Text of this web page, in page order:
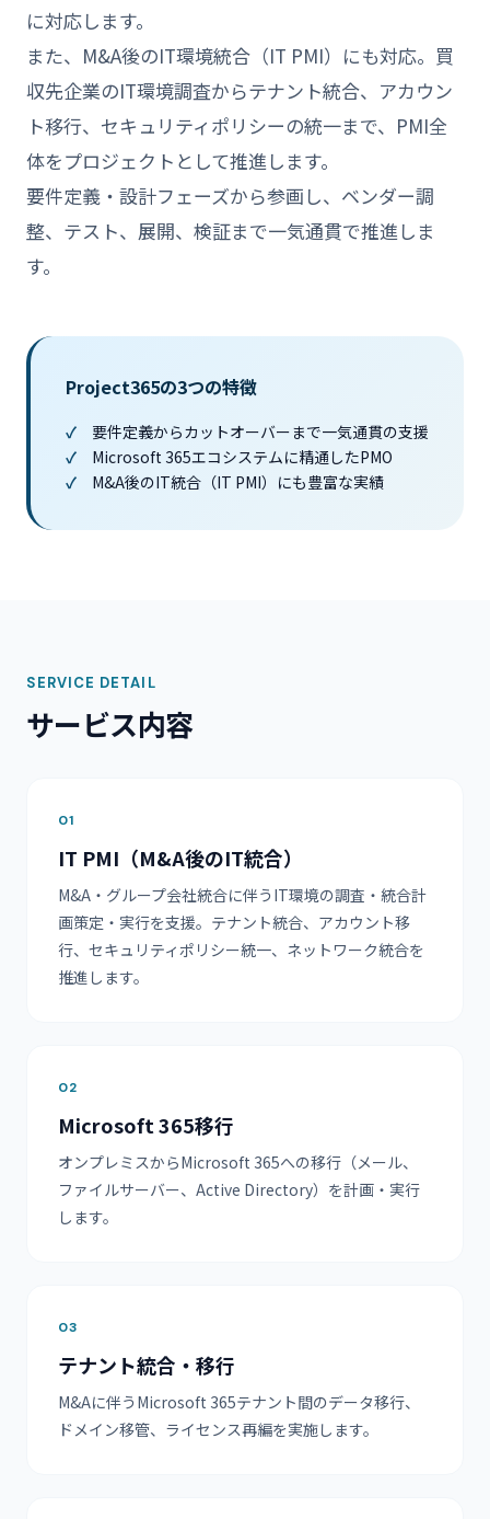
に対応します。
また、M&A後のIT環境統合（IT PMI）にも対応。買
収先企業のIT環境調査からテナント統合、アカウン
ト移行、セキュリティポリシーの統一まで、PMI全
体をプロジェクトとして推進します。
要件定義・設計フェーズから参画し、ベンダー調
整、テスト、展開、検証まで一気通貫で推進しま
す。
Project365の3つの特徴
要件定義からカットオーバーまで一気通貫の支援
Microsoft 365エコシステムに精通したPMO
M&A後のIT統合（IT PMI）にも豊富な実績
SERVICE DETAIL
サービス内容
01
IT PMI（M&A後のIT統合）
M&A・グループ会社統合に伴うIT環境の調査・統合計
画策定・実行を支援。テナント統合、アカウント移
行、セキュリティポリシー統一、ネットワーク統合を
推進します。
02
Microsoft 365移行
オンプレミスからMicrosoft 365への移行（メール、
ファイルサーバー、Active Directory）を計画・実行
します。
03
テナント統合・移行
M&Aに伴うMicrosoft 365テナント間のデータ移行、
ドメイン移管、ライセンス再編を実施します。